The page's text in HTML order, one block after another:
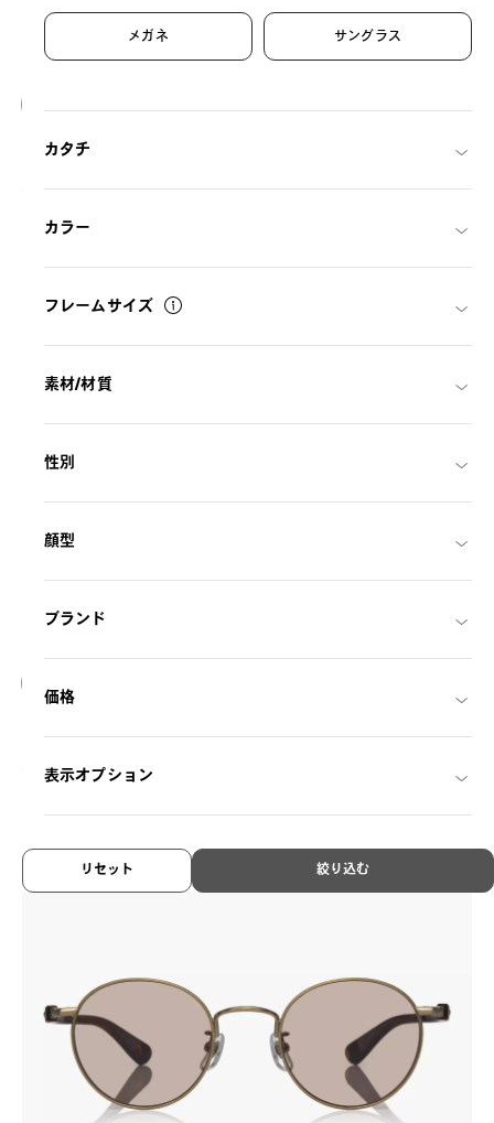
メガネ サングラス
カタチ
カラー
フレームサイズ
素材/材質
性別
顔型
ブランド
価格
表示オプション
絞り込む
リセット
20
OWNDAYS | SUN
OWNDAYS | SUN
¥8,800 税込